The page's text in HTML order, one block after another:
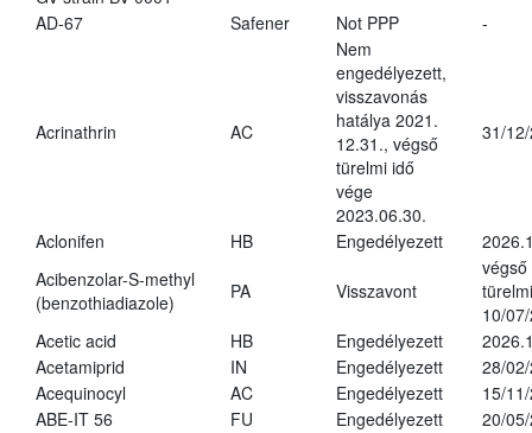
AD-67
Safener Not PPP -
Acrinathrin AC
Nem
engedélyezett,
visszavonás
hatálya 2021.
12.31., végső
türelmi idő
vége
2023.06.30.
31/
Aclonifen HB Engedélyezett
Acibenzolar-S-methyl
(benzothiadiazole)
PA Visszavont
végső
10/
Acetic acid
HB Engedélyezett
Acetamiprid
IN Engedélyezett
28/
Acequinocyl
AC Engedélyezett
15/
ABE-IT 56
FU Engedélyezett
20/